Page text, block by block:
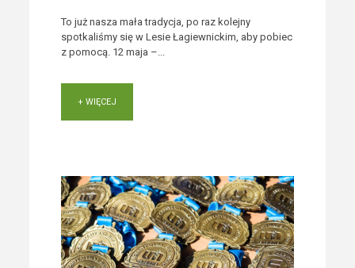
To już nasza mała tradycja, po raz kolejny
spotkaliśmy się w Lesie Łagiewnickim, aby pobiec
z pomocą. 12 maja –...
+ WIĘCEJ